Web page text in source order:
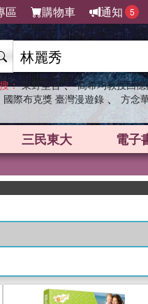
區 購物車 通知 5
： 東野圭吾 、 高希均教授回
國際布克獎 臺灣漫遊錄 、 方念
三民東大 電子
英